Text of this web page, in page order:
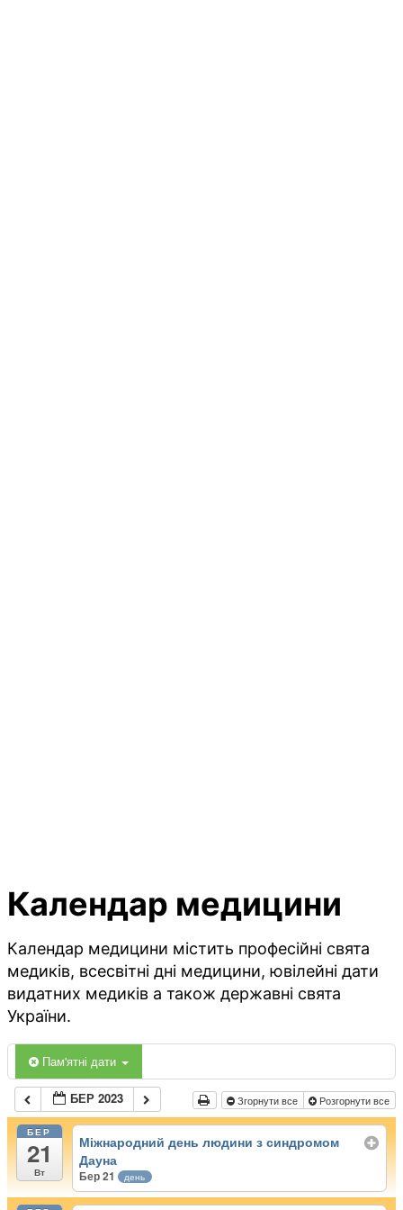
Календар медицини
Календар медицини містить професійні свята
медиків, всесвітні дні медицини, ювілейні дати
видатних медиків а також державні свята
України.
Пам'ятні дати
БЕР 2023 Згорнути все Розгорнути все
БЕР
21
Вт
Міжнародний день людини з синдромом
Дауна
Бер 21 день